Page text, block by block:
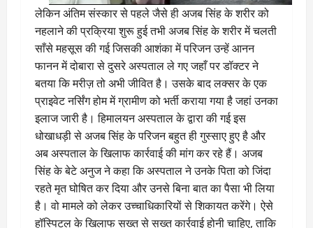
लेकिन अंतिम संस्कार से पहले जैसे ही अजब सिंह के शरीर को
नहलाने की प्रक्रिया शुरू हुई तभी अजब सिंह के शरीर में चलती
साँसे महसूस की गई जिसकी आशंका में परिजन उन्हें आनन
फानन में दोबारा से दुसरे अस्पताल ले गए जहाँ पर डॉक्टर ने
बतया कि मरीज़ तो अभी जीवित है। उसके बाद लक्सर के एक
प्राइवेट नर्सिंग होम में ग्रामीण को भर्ती कराया गया है जहां उनका
इलाज जारी है। हिमालयन अस्पताल के द्वारा की गई इस
धोखाधड़ी से अजब सिंह के परिजन बहुत ही गुस्साए हुए है और
अब अस्पताल के खिलाफ कार्रवाई की मांग कर रहे हैं। अजब
सिंह के बेटे अनुज ने कहा कि अस्पताल ने उनके पिता को जिंदा
रहते मृत घोषित कर दिया और उनसे बिना बात का पैसा भी लिया
है। वो मामले को लेकर उच्चाधिकारियों से शिकायत करेंगे। ऐसे
हॉस्पिटल के खिलाफ सख्त से सख्त कार्रवाई होनी चाहिए, ताकि